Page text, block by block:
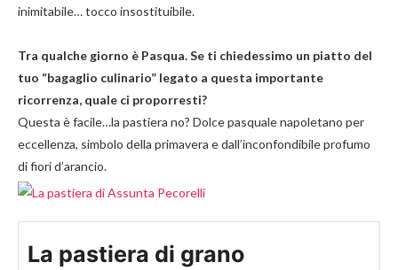
inimitabile… tocco insostituibile.
Tra qualche giorno è Pasqua. Se ti chiedessimo un piatto del
tuo “bagaglio culinario” legato a questa importante
ricorrenza, quale ci proporresti?
Questa è facile…la pastiera no? Dolce pasquale napoletano per
eccellenza, simbolo della primavera e dall’inconfondibile profumo
di fiori d’arancio.
La pastiera di grano